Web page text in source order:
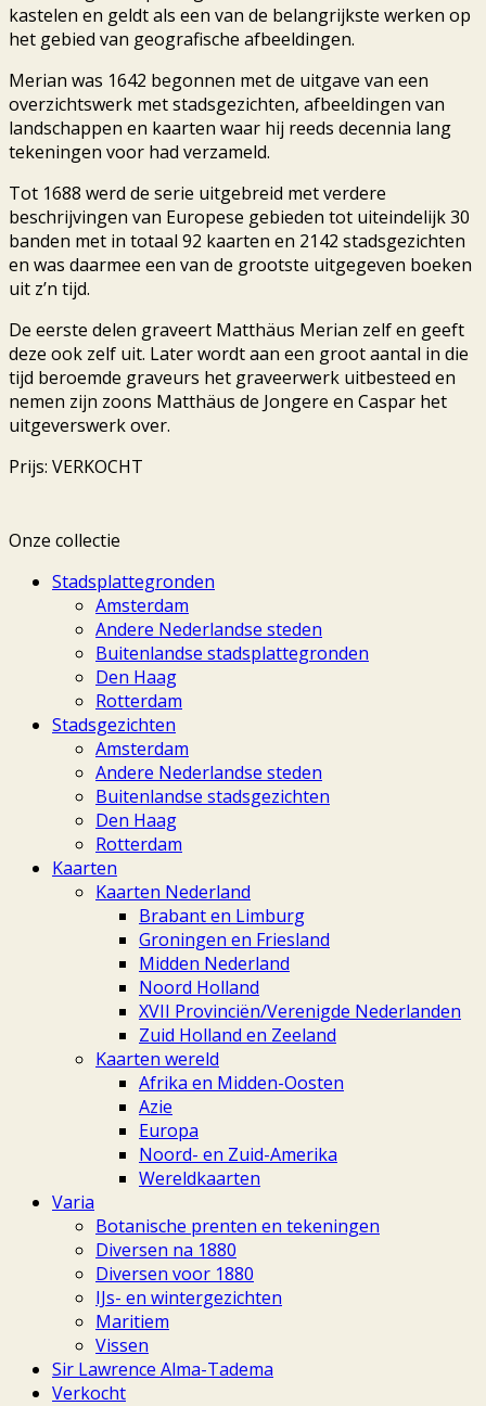
kastelen en geldt als een van de belangrijkste werken op
het gebied van geografische afbeeldingen.
Merian was 1642 begonnen met de uitgave van een
overzichtswerk met stadsgezichten, afbeeldingen van
landschappen en kaarten waar hij reeds decennia lang
tekeningen voor had verzameld.
Tot 1688 werd de serie uitgebreid met verdere
beschrijvingen van Europese gebieden tot uiteindelijk 30
banden met in totaal 92 kaarten en 2142 stadsgezichten
en was daarmee een van de grootste uitgegeven boeken
uit z’n tijd.
De eerste delen graveert Matthäus Merian zelf en geeft
deze ook zelf uit. Later wordt aan een groot aantal in die
tijd beroemde graveurs het graveerwerk uitbesteed en
nemen zijn zoons Matthäus de Jongere en Caspar het
uitgeverswerk over.
Prijs: VERKOCHT
Onze collectie
Stadsplattegronden
Amsterdam
Andere Nederlandse steden
Buitenlandse stadsplattegronden
Den Haag
Rotterdam
Stadsgezichten
Amsterdam
Andere Nederlandse steden
Buitenlandse stadsgezichten
Den Haag
Rotterdam
Kaarten
Kaarten Nederland
Brabant en Limburg
Groningen en Friesland
Midden Nederland
Noord Holland
XVII Provinciën/Verenigde Nederlanden
Zuid Holland en Zeeland
Kaarten wereld
Afrika en Midden-Oosten
Azie
Europa
Noord- en Zuid-Amerika
Wereldkaarten
Varia
Botanische prenten en tekeningen
Diversen na 1880
Diversen voor 1880
IJs- en wintergezichten
Maritiem
Vissen
Sir Lawrence Alma-Tadema
Verkocht